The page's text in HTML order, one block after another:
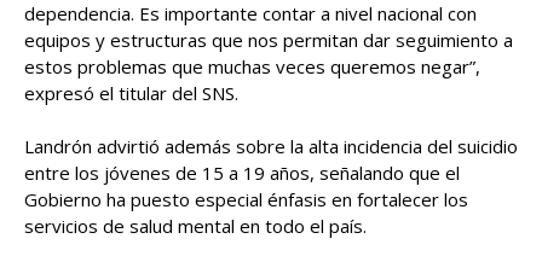
dependencia. Es importante contar a nivel nacional con
equipos y estructuras que nos permitan dar seguimiento a
estos problemas que muchas veces queremos negar”,
expresó el titular del SNS.
Landrón advirtió además sobre la alta incidencia del suicidio
entre los jóvenes de 15 a 19 años, señalando que el
Gobierno ha puesto especial énfasis en fortalecer los
servicios de salud mental en todo el país.